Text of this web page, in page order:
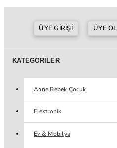
ÜYE GIRIŞI ÜYE OL
KATEGORILER
Anne Bebek Çocuk
Elektronik
Ev & Mobilya